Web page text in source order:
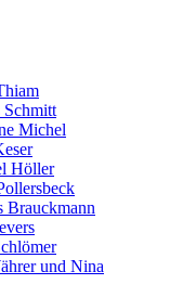
Michel
Höller
Brauckmann
und Nina